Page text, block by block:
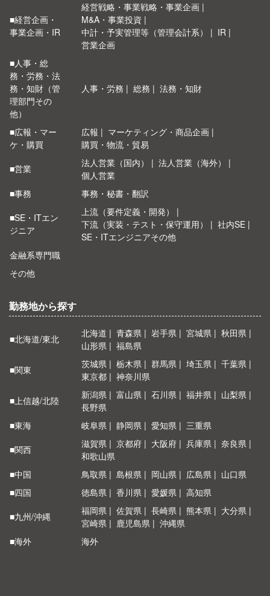
■経営企画・
事業企画・IR
経営戦略・事業戦略・事業企画
M&A・事業投資
中計・予実管理等（管理会計系）
IR
営業企画
■人事・総
務・労務・法
務・知財（管
理部門その
他）
人事・労務 総務 法務・知財
■広報・マー
ケ・購買
広報
マーケティング・商品企画
購買・物流・貿易
■営業
法人営業（国内）
法人営業（海外）
個人営業
■事務
事務・秘書・翻訳
■SE・ITエン
ジニア
上流（要件定義・開発）
下流（実装・テスト・保守運用）
社内SE
SE・ITエンジニアその他
金融系専門職
その他
勤務地から探す
■北海道/東北 北海道 青森県 岩手県 宮城県
秋田県
山形県
福島県
■関東
茨城県 栃木県 群馬県 埼玉県
千葉県
東京都
神奈川県
■上信越/北陸
新潟県 富山県 石川県 福井県
山梨県
長野県
■東海
岐阜県 静岡県 愛知県
三重県
■関西
滋賀県 京都府 大阪府 兵庫県
奈良県
和歌山県
■中国
鳥取県 島根県 岡山県 広島県
山口県
■四国
徳島県 香川県 愛媛県
高知県
■九州/沖縄
福岡県 佐賀県 長崎県 熊本県
大分県
宮崎県
鹿児島県
沖縄県
■海外
海外